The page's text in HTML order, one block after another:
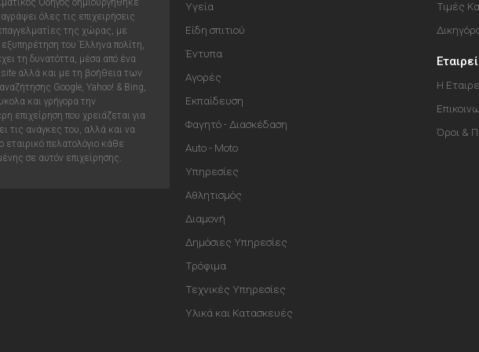
Οδηγός δημιουργήθηκε
όλες τις επιχειρήσεις
της χώρας, με
εξυπηρέτηση του Έλληνα πολίτη,
τη δυνατόττα, μέσα από ένα
site αλλά και με τη βοήθεια των
Google, Yahoo! & Bing,
και γρήγορα την
επιχείρηση που χρειάζεται για
τις ανάγκες του, αλλά και να
εταιρικό πελατολόγιο κάθε
σε αυτόν επιχείρησης.
Υγεία
Είδη σπιτιού
Έντυπα
Αγορές
Εκπαίδευση
Φαγητό - Διασκέδαση
Auto - Moto
Υπηρεσίες
Αθλητισμός
Διαμονή
Δημόσιες Υπηρεσίες
Τρόφιμα
Τεχνικές Υπηρεσίες
Υλικά και Κατασκευές
Τιμές
Η
Όροι &